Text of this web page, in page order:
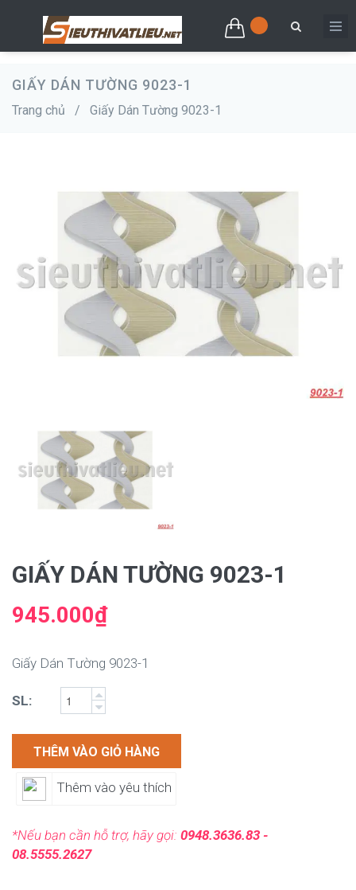
GIẤY DÁN TƯỜNG 9023-1
Trang chủ / Giấy Dán Tường 9023-1
GIẤY DÁN TƯỜNG 9023-1
945.000₫
Giấy Dán Tường 9023-1
SL:
THÊM VÀO GIỎ HÀNG
Thêm vào yêu thích
*Nếu bạn cần hỗ trợ, hãy gọi: 0948.3636.83 -
08.5555.2627